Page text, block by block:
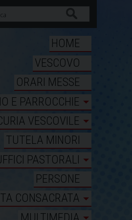
HOME
VESCOVO
ORARI MESSE
E PARROCCHIE
VESCOVILE
TUTELA MINORI
PASTORALI
PERSONE
CONSACRATA